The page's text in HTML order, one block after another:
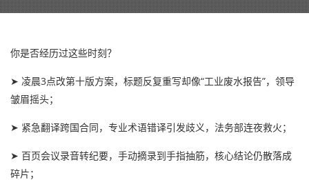
你是否经历过这些时刻？
➤ 凌晨3点改第十版方案，标题反复重写却像“工业废水报告”，领导
皱眉摇头；
➤ 紧急翻译跨国合同，专业术语错译引发歧义，法务部连夜救火；
➤ 百页会议录音转纪要，手动摘录到手指抽筋，核心结论仍散落成
碎片；